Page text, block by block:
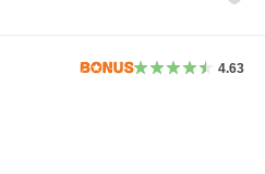
4.63